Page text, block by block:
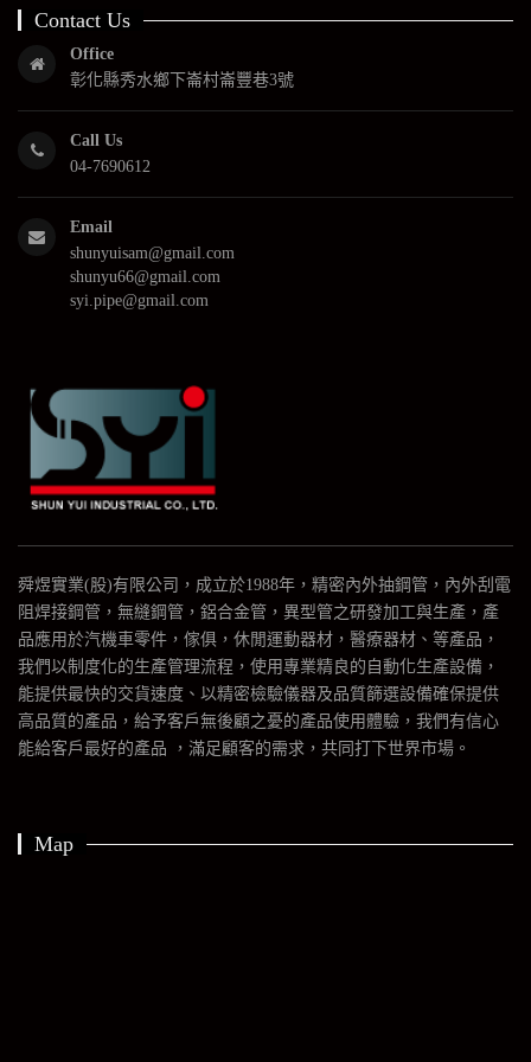
Contact Us
Office
彰化縣秀水鄉下崙村崙豐巷3號
Call Us
04-7690612
Email
shunyuisam@gmail.com
shunyu66@gmail.com
syi.pipe@gmail.com
公
司
介
舜煜實業(股)有限公司，成立於1988年，精密內外抽鋼管，內外刮電
阻焊接鋼管，無縫鋼管，鋁合金管，異型管之研發加工與生產，產
品應用於汽機車零件，傢俱，休閒運動器材，醫療器材、等產品，
我們以制度化的生產管理流程，使用專業精良的自動化生產設備，
能提供最快的交貨速度、以精密檢驗儀器及品質篩選設備確保提供
高品質的產品，給予客戶無後顧之憂的產品使用體驗，我們有信心
能給客戶最好的產品 ，滿足顧客的需求，共同打下世界市場。
Map